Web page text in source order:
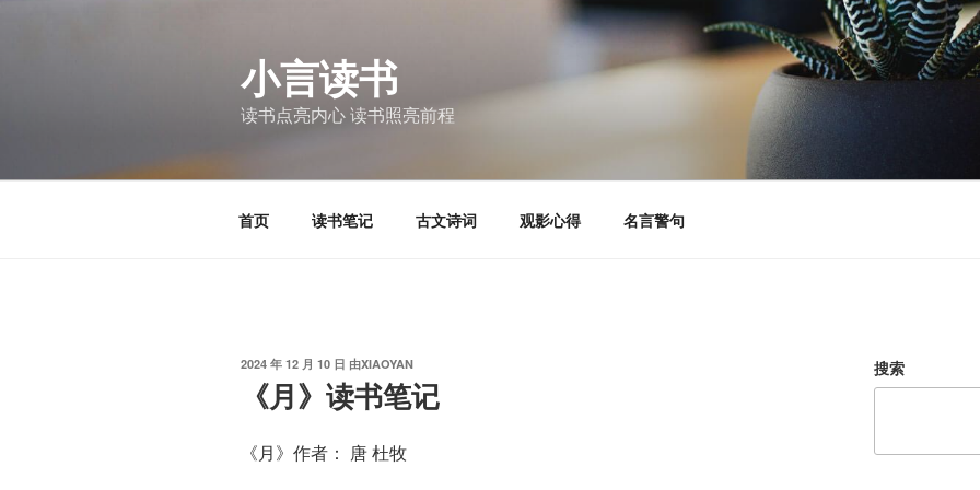
小言读书
读书点亮内心 读书照亮前程
首页 读书笔记 古文诗词 观影心得 名言警句
发
2024 年 12 月 10 日 由XIAOYAN
《月》读书笔记
《月》作者： 唐 杜牧
搜索